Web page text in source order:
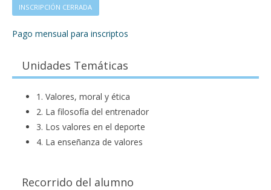
INSCRIPCIÓN CERRADA
Pago mensual para inscriptos
Unidades Temáticas
1. Valores, moral y ética
2. La filosofía del entrenador
3. Los valores en el deporte
4. La enseñanza de valores
Recorrido del alumno